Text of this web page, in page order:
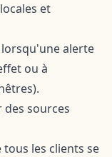
et
alerte
ou à
sources
les clients se